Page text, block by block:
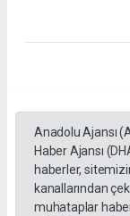
Anadolu Ajansı
Haber Ajansı
haberler,
kanallarından
muhataplar